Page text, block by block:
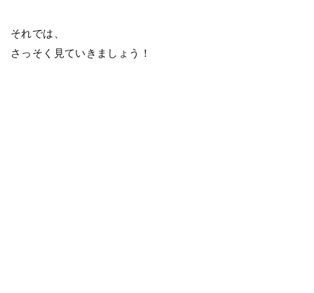
それでは、
さっそく見ていきましょう！